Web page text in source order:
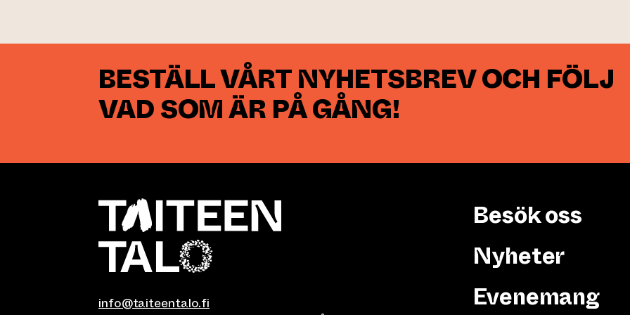
BESTÄLL VÅRT NYHETSBREV OCH FÖLJ
VAD SOM ÄR PÅ GÅNG!
info@taiteentalo.fi
Besök oss
Nyheter
Evenemang